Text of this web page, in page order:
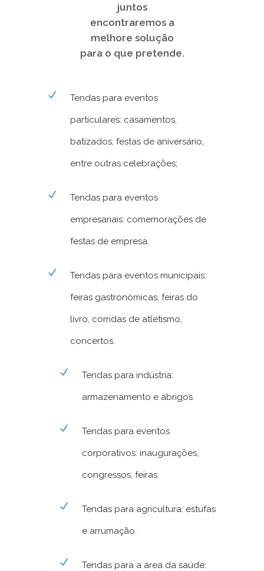
juntos
encontraremos a
melhore solução
para o que pretende.
Tendas para eventos
particulares: casamentos,
batizados, festas de aniversário,
entre outras celebrações;
Tendas para eventos
empresariais: comemorações de
festas de empresa.
Tendas para eventos municipais:
feiras gastronómicas, feiras do
livro, corridas de atletismo,
concertos.
Tendas para indústria:
armazenamento e abrigos.
Tendas para eventos
corporativos: inaugurações,
congressos, feiras.
Tendas para agricultura: estufas
e arrumação.
Tendas para a área da saúde: